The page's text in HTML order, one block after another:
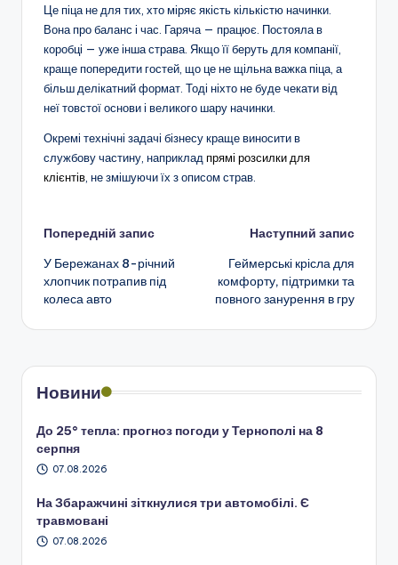
Це піца не для тих, хто міряє якість кількістю начинки.
Вона про баланс і час. Гаряча — працює. Постояла в
коробці — уже інша страва. Якщо її беруть для компанії,
краще попередити гостей, що це не щільна важка піца, а
більш делікатний формат. Тоді ніхто не буде чекати від
неї товстої основи і великого шару начинки.
Окремі технічні задачі бізнесу краще виносити в
службову частину, наприклад прямі розсилки для
клієнтів , не змішуючи їх з описом страв.
Навігація
по
запису
Попередній запис
У Бережанах 8-річний
хлопчик потрапив під
колеса авто
Наступний запис
Геймерські крісла для
комфорту, підтримки та
повного занурення в гру
Новини
До 25° тепла: прогноз погоди у Тернополі на 8
серпня
07.08.2026
На Збаражчині зіткнулися три автомобілі. Є
травмовані
07.08.2026